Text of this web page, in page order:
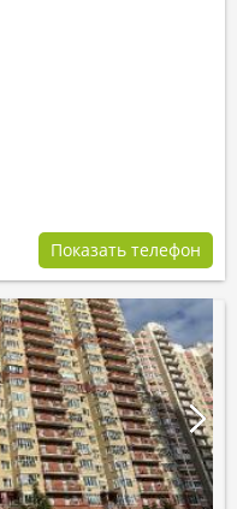
Показать телефон